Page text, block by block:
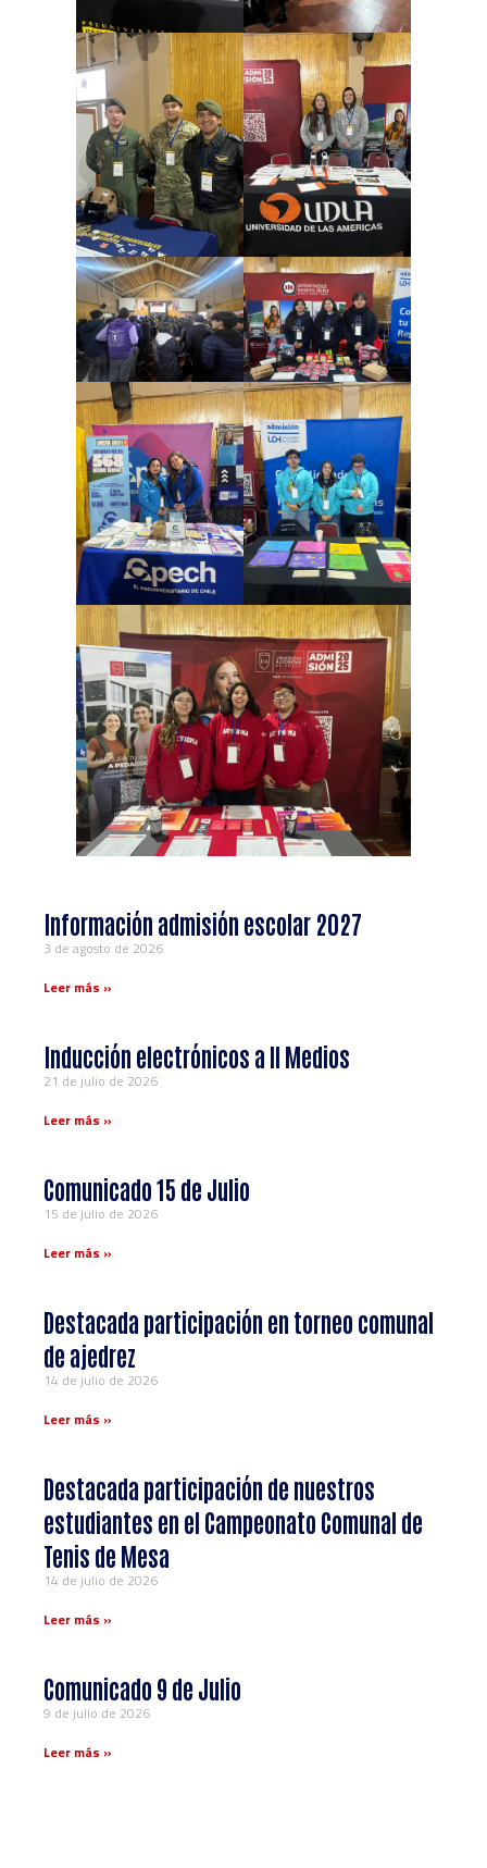
Información admisión escolar 2027
3 de agosto de 2026
Leer más »
Inducción electrónicos a ll Medios
21 de julio de 2026
Leer más »
Comunicado 15 de Julio
15 de julio de 2026
Leer más »
Destacada participación en torneo comunal
de ajedrez
14 de julio de 2026
Leer más »
Destacada participación de nuestros
estudiantes en el Campeonato Comunal de
Tenis de Mesa
14 de julio de 2026
Leer más »
Comunicado 9 de Julio
9 de julio de 2026
Leer más »